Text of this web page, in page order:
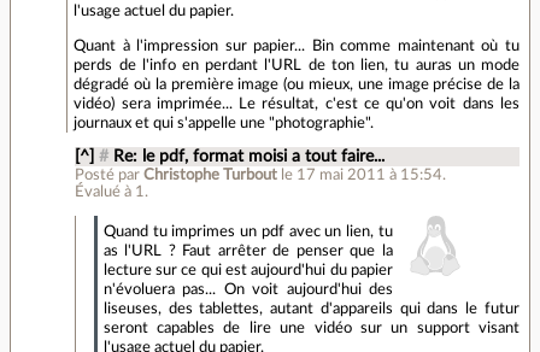
l'usage actuel du papier.
Quant à l'impression sur papier... Bin comme maintenant où tu
perds de l'info en perdant l'URL de ton lien, tu auras un mode
dégradé où la première image (ou mieux, une image précise de la
vidéo) sera imprimée... Le résultat, c'est ce qu'on voit dans les
journaux et qui s'appelle une "photographie".
[^] # Re: le pdf, format moisi a tout faire...
Posté par Christophe Turbout le 17 mai 2011 à 15:54.
Évalué à 1 .
Quand tu imprimes un pdf avec un lien, tu
as l'URL ? Faut arrêter de penser que la
lecture sur ce qui est aujourd'hui du papier
n'évoluera pas... On voit aujourd'hui des
liseuses, des tablettes, autant d'appareils qui dans le futur
seront capables de lire une vidéo sur un support visant
l'usage actuel du papier.